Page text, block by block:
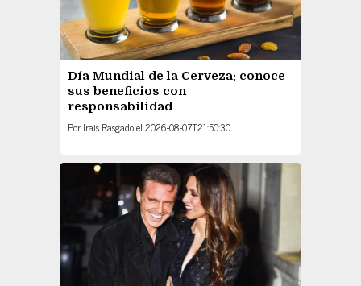
Día Mundial de la Cerveza: conoce
sus beneficios con
responsabilidad
Por Irais Rasgadoel 2026-08-07T21:50:30